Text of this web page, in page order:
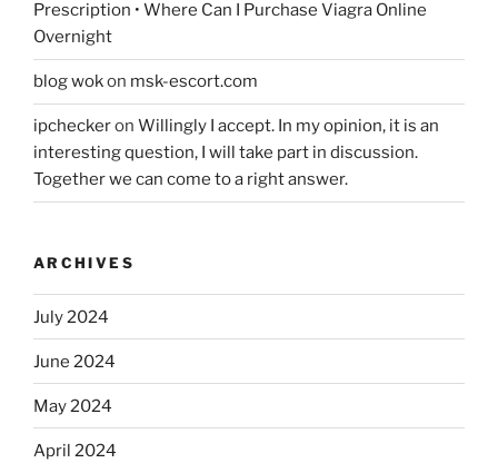
Prescription • Where Can I Purchase Viagra Online
Overnight
blog wokon msk-escort.com
ipcheckeron Willingly I accept. In my opinion, it is an
interesting question, I will take part in discussion.
Together we can come to a right answer.
ARCHIVES
July 2024
June 2024
May 2024
April 2024